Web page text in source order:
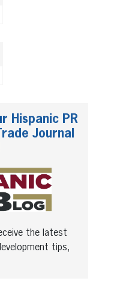
Hispanic PR
Journal
the latest
tips,